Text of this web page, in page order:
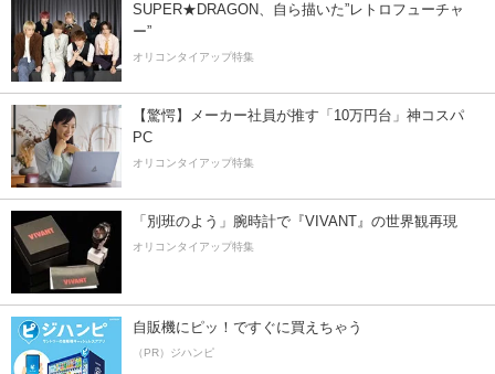
SUPER★DRAGON、自ら描いた”レトロフューチャ
ー”
オリコンタイアップ特集
【驚愕】メーカー社員が推す「10万円台」神コスパ
PC
オリコンタイアップ特集
「別班のよう」腕時計で『VIVANT』の世界観再現
オリコンタイアップ特集
自販機にピッ！ですぐに買えちゃう
（PR）ジハンピ